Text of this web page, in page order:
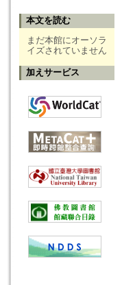
本文を読む
まだ本館にオーソラ
イズされていません
加えサービス